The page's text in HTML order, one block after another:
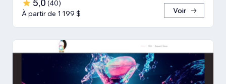
5,0 (40)
À partir de 1 199 $
Voir